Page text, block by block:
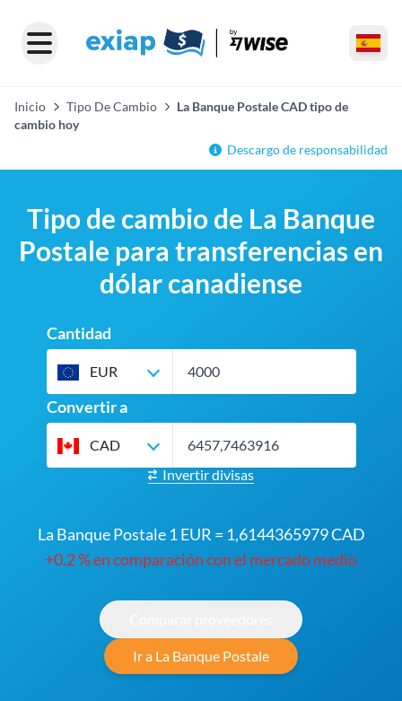
Inicio Tipo De Cambio
La Banque Postale CAD tipo de
cambio hoy
Descargo de responsabilidad
Tipo de cambio de La Banque
Postale para transferencias en
dólar canadiense
Cantidad
EUR
Convertir a
CAD
Invertir divisas
La Banque Postale 1 EUR = 1,6144365979 CAD
+0.2 % en comparación con el mercado medio
Ir a La Banque Postale